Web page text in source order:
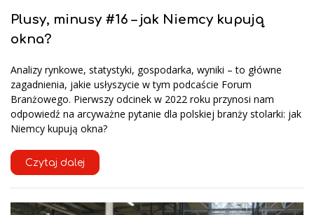
Plusy, minusy #16 – jak Niemcy kupują
okna?
Analizy rynkowe, statystyki, gospodarka, wyniki – to główne
zagadnienia, jakie usłyszycie w tym podcaście Forum
Branżowego. Pierwszy odcinek w 2022 roku przynosi nam
odpowiedź na arcyważne pytanie dla polskiej branży stolarki: jak
Niemcy kupują okna?
Czytaj dalej